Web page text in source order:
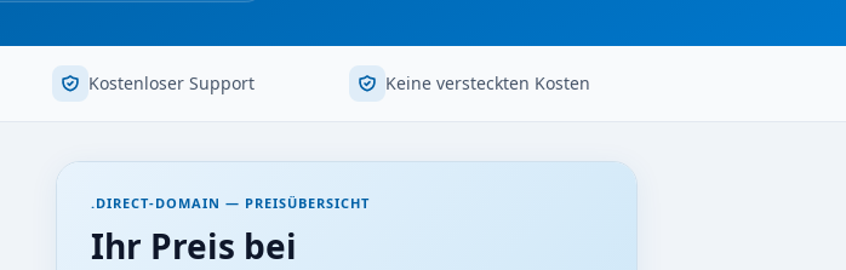
Kostenloser Support Keine versteckten Kosten
.DIRECT-DOMAIN — PREISÜBERSICHT
Ihr Preis bei